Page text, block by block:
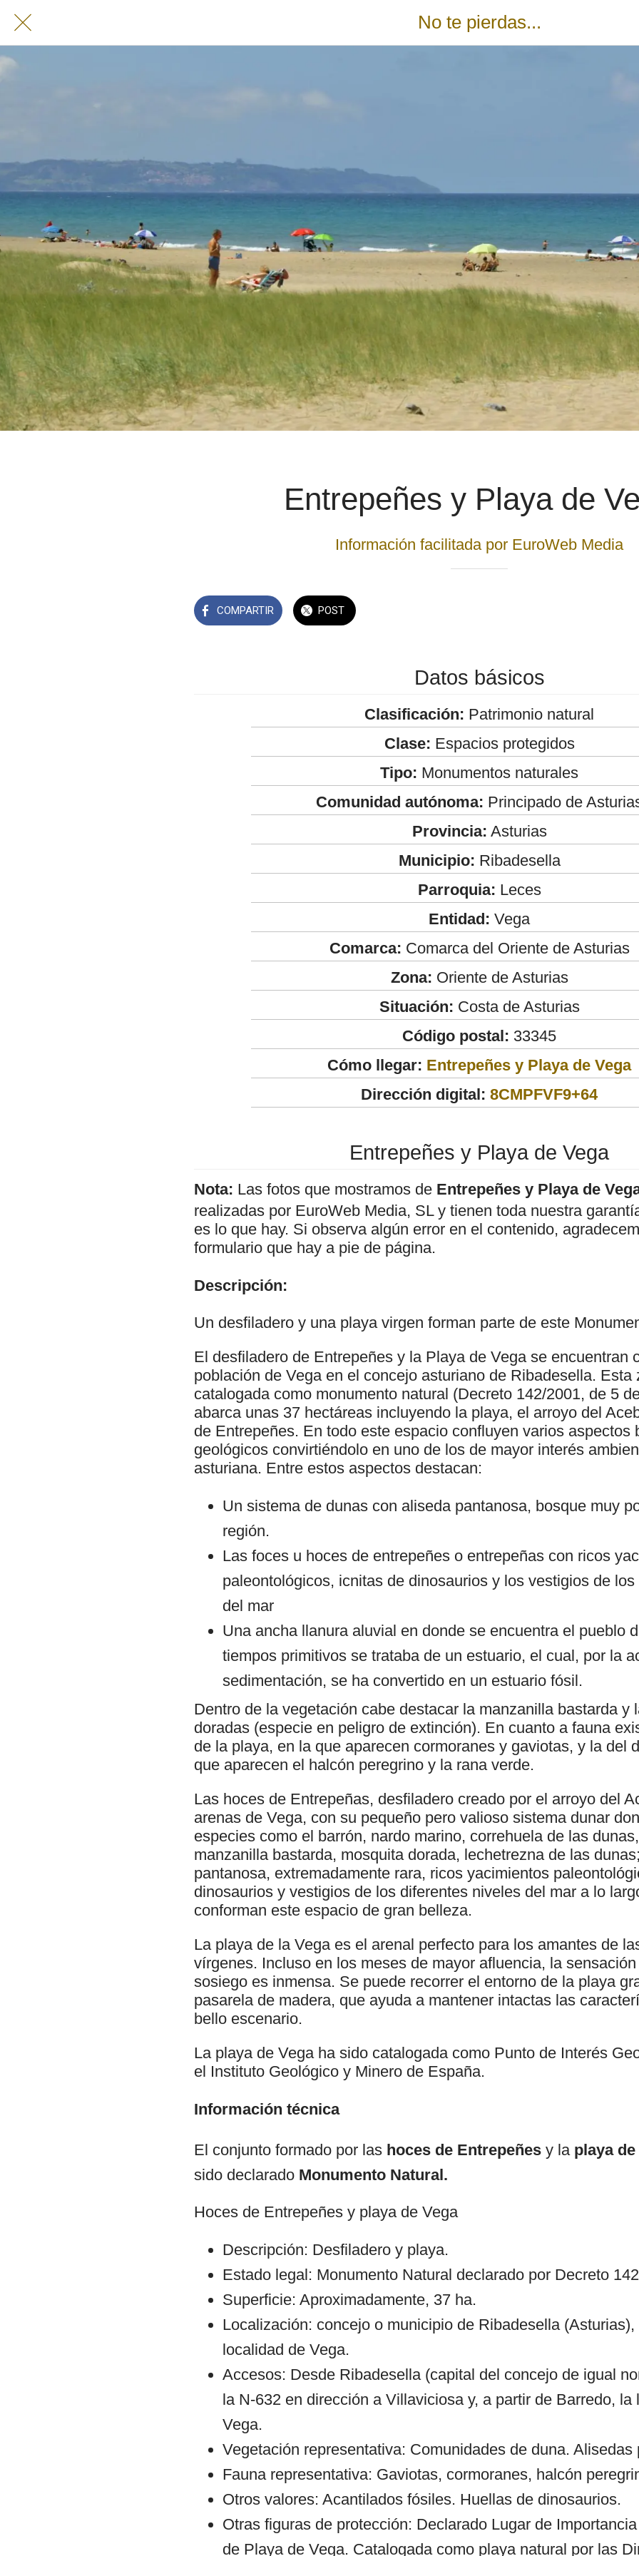
No te pierdas...
Entrepeñes y Playa de
Información facilitada por EuroWeb Media
COMPARTIR POST
Datos básicos
Clasificación: Patrimonio natural
Clase: Espacios protegidos
Tipo: Monumentos naturales
Comunidad autónoma: Principado de
Provincia: Asturias
Municipio: Ribadesella
Parroquia: Leces
Entidad: Vega
Comarca: Comarca del Oriente de Asturias
Zona: Oriente de Asturias
Situación: Costa de Asturias
Código postal: 33345
Cómo llegar: Entrepeñes y Playa de Vega
Dirección digital: 8CMPFVF9+64
Entrepeñes y Playa de Vega
Nota: Las fotos que mostramos de Entrepeñes y Playa de
realizadas por EuroWeb Media, SL y tienen toda nuestra
es lo que hay. Si observa algún error en el contenido,
formulario que hay a pie de página.
Descripción:
Un desfiladero y una playa virgen forman parte de este
El desfiladero de Entrepeñes y la Playa de Vega se encuentran
población de Vega en el concejo asturiano de Ribadesella. Esta
catalogada como monumento natural (Decreto 142/2001, de 5
abarca unas 37 hectáreas incluyendo la playa, el arroyo del
de Entrepeñes. En todo este espacio confluyen varios aspectos
geológicos convirtiéndolo en uno de los de mayor interés
asturiana. Entre estos aspectos destacan:
Un sistema de dunas con aliseda pantanosa, bosque muy
región.
Las foces u hoces de entrepeñes o entrepeñas con ricos
paleontológicos, icnitas de dinosaurios y los vestigios de
del mar
Una ancha llanura aluvial en donde se encuentra el pueblo
tiempos primitivos se trataba de un estuario, el cual, por la
sedimentación, se ha convertido en un estuario fósil.
Dentro de la vegetación cabe destacar la manzanilla bastarda y
doradas (especie en peligro de extinción). En cuanto a fauna
de la playa, en la que aparecen cormoranes y gaviotas, y la del
que aparecen el halcón peregrino y la rana verde.
Las hoces de Entrepeñas, desfiladero creado por el arroyo del
arenas de Vega, con su pequeño pero valioso sistema dunar
especies como el barrón, nardo marino, correhuela de las
manzanilla bastarda, mosquita dorada, lechetrezna de las
pantanosa, extremadamente rara, ricos yacimientos
dinosaurios y vestigios de los diferentes niveles del mar a lo
conforman este espacio de gran belleza.
La playa de la Vega es el arenal perfecto para los amantes de
vírgenes. Incluso en los meses de mayor afluencia, la
sosiego es inmensa. Se puede recorrer el entorno de la playa
pasarela de madera, que ayuda a mantener intactas las
bello escenario.
La playa de Vega ha sido catalogada como Punto de Interés
el Instituto Geológico y Minero de España.
Información técnica
El conjunto formado por las hoces de Entrepeñes y la playa
sido declarado Monumento Natural.
Hoces de Entrepeñes y playa de Vega
Descripción: Desfiladero y playa.
Estado legal: Monumento Natural declarado por Decreto
Superficie: Aproximadamente, 37 ha.
Localización: concejo o municipio de Ribadesella
localidad de Vega.
Accesos: Desde Ribadesella (capital del concejo de igual
la N-632 en dirección a Villaviciosa y, a partir de Barredo, la
Vega.
Vegetación representativa: Comunidades de duna. Alisedas
Fauna representativa: Gaviotas, cormoranes, halcón
Otros valores: Acantilados fósiles. Huellas de dinosaurios.
Otras figuras de protección: Declarado Lugar de
de Playa de Vega. Catalogada como playa natural por las